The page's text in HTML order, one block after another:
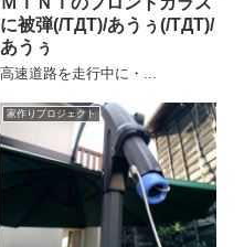
に被弾(/TДT)/あうぅ(/TДT)/
あうぅ
高速道路を走行中に・...
家作りプロジェクト